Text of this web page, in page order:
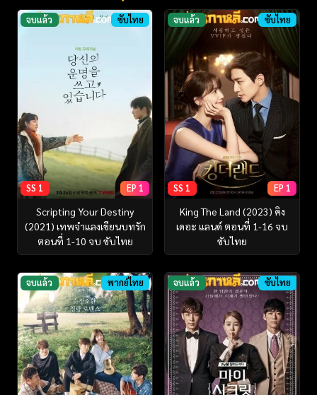
จบแล้ว ซับไทย
SS 1 EP 1
Scripting Your Destiny
(2021) เทพจำแลงเขียนบทรัก
ตอนที่ 1-10 จบ ซับไทย
จบแล้ว ซับไทย
SS 1 EP 1
King The Land (2023) คิง
เดอะ แลนด์ ตอนที่ 1-16 จบ
ซับไทย
จบแล้ว พากย์ไทย จบแล้ว ซับไทย